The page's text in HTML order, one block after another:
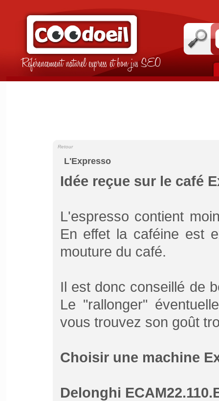
Référencement naturel express et bon jus SEO
L'Expresso
Retour
Idée reçue sur le café
L'espresso contient
En effet la caféine est
mouture du café.
Il est donc conseillé de
Le "rallonger"
vous trouvez son goût
Choisir une machine
Delonghi